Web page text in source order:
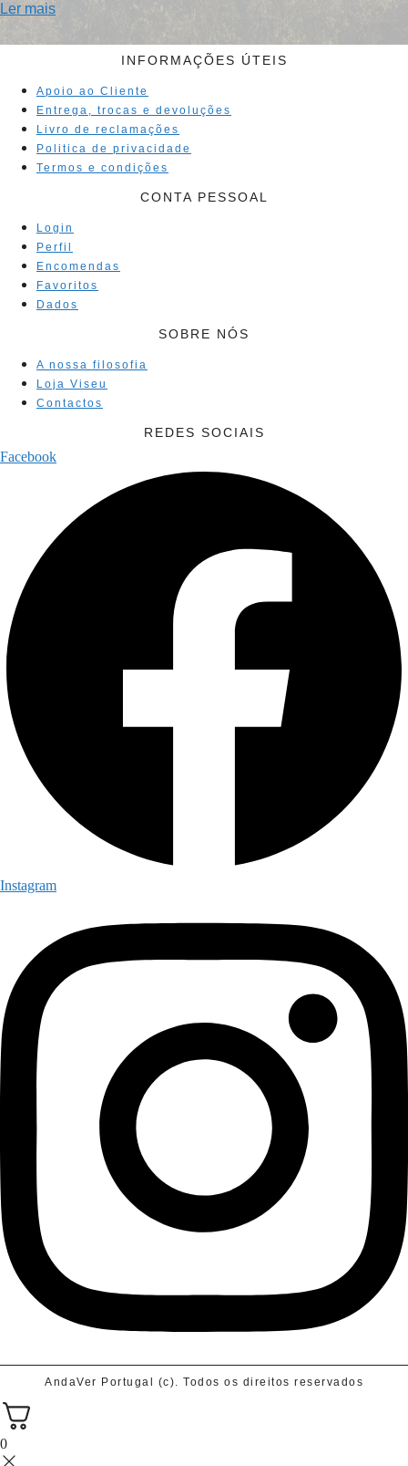
Ler mais
INFORMAÇÕES ÚTEIS
Apoio ao Cliente
Entrega, trocas e devoluções
Livro de reclamações
Politica de privacidade
Termos e condições
CONTA PESSOAL
Login
Perfil
Encomendas
Favoritos
Dados
SOBRE NÓS
A nossa filosofia
Loja Viseu
Contactos
REDES SOCIAIS
Facebook
Instagram
AndaVer Portugal (c). Todos os direitos reservados
0